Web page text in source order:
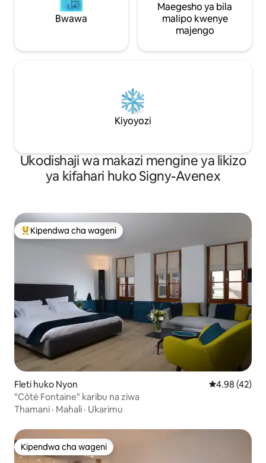
Bwawa
Maegesho ya bila
malipo kwenye
majengo
Kiyoyozi
Ukodishaji wa makazi mengine ya likizo
ya kifahari huko Signy-Avenex
Kipendwa maarufu cha wageni
Kipendwa cha wageni
Fleti huko Nyon Ukadiriaji wa
4.98 (42)
"Côté Fontaine" karibu na ziwa
Thamani · Mahali · Ukarimu
Kipendwa cha wageni
Kipendwa cha wageni